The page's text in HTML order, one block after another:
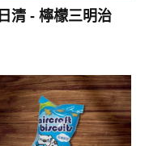
日清 - 檸檬三明治